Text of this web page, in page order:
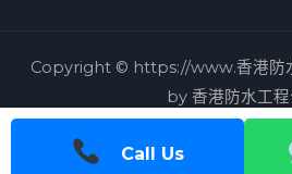
Copyright © https://www.香港防
by 香港防水工程
Call Us